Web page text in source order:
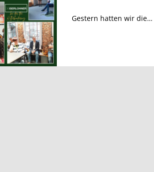
Gestern hatten wir die…